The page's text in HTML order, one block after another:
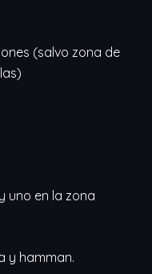
(salvo zona de
uno en la zona
y hamman.